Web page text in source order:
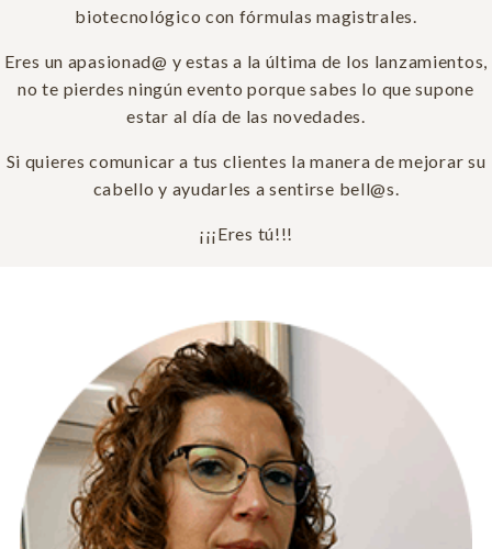
biotecnológico con fórmulas magistrales.
Eres un apasionad@ y estas a la última de los lanzamientos,
no te pierdes ningún evento porque sabes lo que supone
estar al día de las novedades.
Si quieres comunicar a tus clientes la manera de mejorar su
cabello y ayudarles a sentirse bell@s.
¡¡¡Eres tú!!!